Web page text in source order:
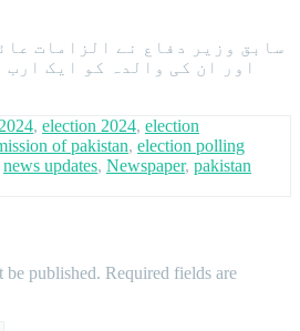
سابق وزیر دفاع نے الزامات
اور ان کی والدہ کو ایک
, election 2024, election
of pakistan, election polling
news updates, Newspaper, pakistan
be published. Required fields are